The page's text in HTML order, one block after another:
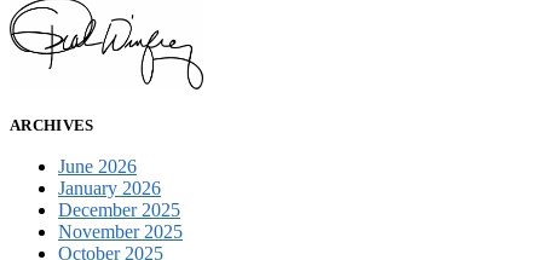
ARCHIVES
June 2026
January 2026
December 2025
November 2025
October 2025